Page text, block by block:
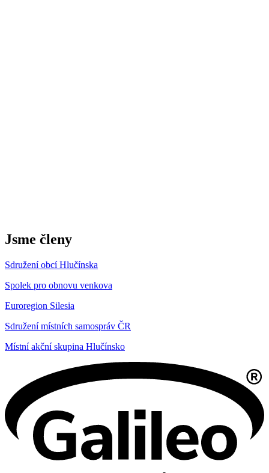
Jsme členy
Sdružení obcí Hlučínska
Spolek pro obnovu venkova
Euroregion Silesia
Sdružení místních samospráv ČR
Místní akční skupina Hlučínsko